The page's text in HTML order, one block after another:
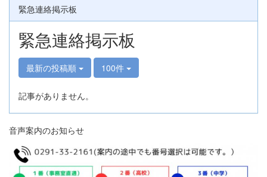
緊急連絡掲示板
緊急連絡掲示板
最新の投稿順 100件
記事がありません。
音声案内のお知らせ